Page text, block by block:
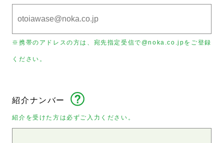
※携帯のアドレスの方は、宛先指定受信で@noka.co.jpをご登録
ください。
紹介ナンバー
紹介を受けた方は必ずご入力ください。